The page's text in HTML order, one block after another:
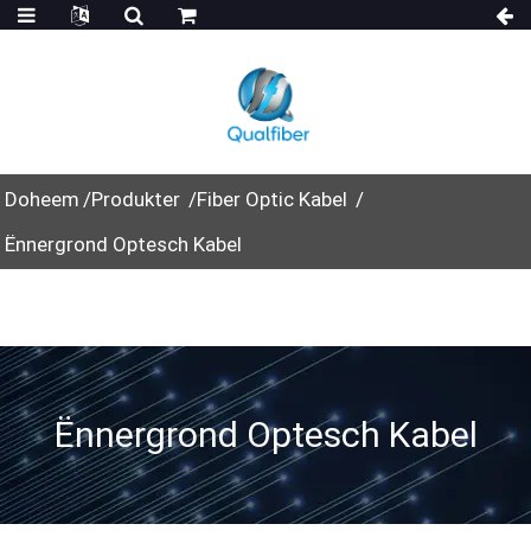
Doheem Produkter
Fiber Optic Kabel
Ënnergrond Optesch Kabel
Ënnergrond Optesch Kabel